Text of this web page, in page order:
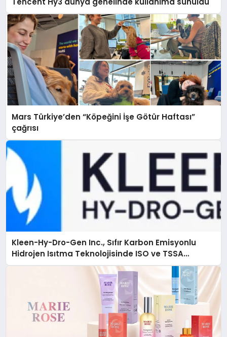
Mars Türkiye’den “Köpeğini İşe Götür Haftası”
çağrısı
Kleen-Hy-Dro-Gen Inc., Sıfır Karbon Emisyonlu
Hidrojen Isıtma Teknolojisinde ISO ve TSSA
Düzenleyici Onaylarını Aldı